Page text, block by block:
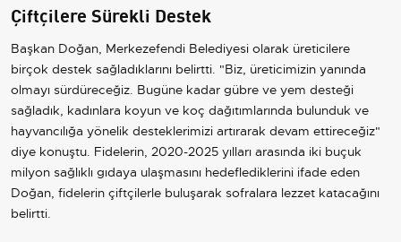
Çiftçilere Sürekli Destek
Başkan Doğan, Merkezefendi Belediyesi olarak üreticilere
birçok destek sağladıklarını belirtti. "Biz, üreticimizin yanında
olmayı sürdüreceğiz. Bugüne kadar gübre ve yem desteği
sağladık, kadınlara koyun ve koç dağıtımlarında bulunduk ve
hayvancılığa yönelik desteklerimizi artırarak devam ettireceğiz"
diye konuştu. Fidelerin, 2020-2025 yılları arasında iki buçuk
milyon sağlıklı gıdaya ulaşmasını hedeflediklerini ifade eden
Doğan, fidelerin çiftçilerle buluşarak sofralara lezzet katacağını
belirtti.